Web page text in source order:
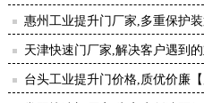
州奇翔
惠州工业提升门厂家,多重保护
【广州奇翔】
天津快速门厂家,解决客户遇到的
台头工业提升门价格,质优价廉【